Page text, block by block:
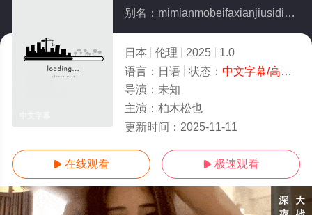
别名：mimianmobeifaxianjiusidingliao
日本 伦理 2025
1.0
语言： 日语 状态： 中文字幕/高清
导演： 未知
主演： 柏木松也
更新时间： 2025-11-11
 在线观看  极速观看